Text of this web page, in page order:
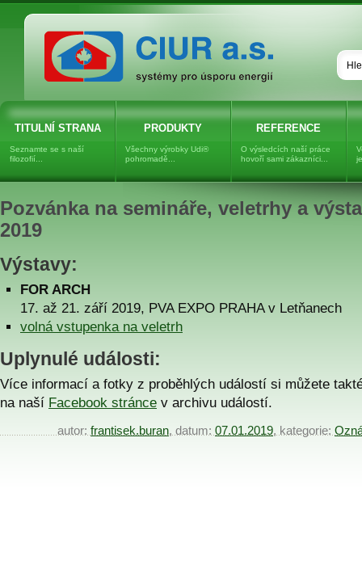
Dřevovláknitá izolace UNGER-
DIFFUTHERM, dřevovlákno
TITULNÍ STRANA
Seznamte se s naší
filozofií...
PRODUKTY
Všechny výrobky Udi®
pohromadě...
REFERENCE
O výsledcích naší práce
hovoří sami zákazníci...
Pozvánka na semináře, veletrhy a
2019
Výstavy:
FOR ARCH
17. až 21. září 2019, PVA EXPO PRAHA v Letňanech
volná vstupenka na veletrh
Uplynulé události:
Více informací a fotky z proběhlých událostí si můžete
na naší Facebook stránce v archivu událostí.
autor: frantisek.buran, datum: 07.01.2019, kategorie: